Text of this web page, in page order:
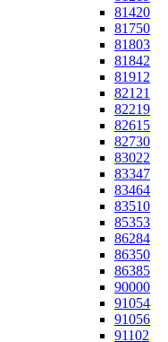
81420
81750
81803
81842
81912
82121
82219
82615
82730
83022
83347
83464
83510
85353
86284
86350
86385
90000
91054
91056
91102